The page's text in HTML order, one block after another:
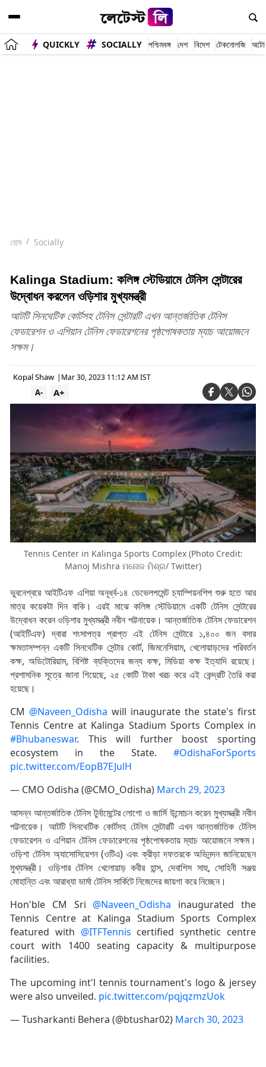
QUICKLY SOCIALLY পশ্চিমবঙ্গ দেশ বিদেশ টেকনোলজি অটো
হোম Socially
Kalinga Stadium: কলিঙ্গ স্টেডিয়ামে টেনিস সেন্টারের
উদ্বোধন করলেন ওড়িশার মুখ্যমন্ত্রী
আটটি সিনথেটিক কোর্টসহ টেনিস সেন্টারটি এখন আন্তর্জাতিক টেনিস
ফেডারেশন ও এশিয়ান টেনিস ফেডারেশনের পৃষ্ঠপোষকতায় ম্যাচ আয়োজনে
সক্ষম।
Kopal Shaw | Mar 30, 2023 11:12 AM IST
A+
A-
Tennis Center in Kalinga Sports Complex (Photo Credit:
Manoj Mishra ମନୋଜ ମିଶ୍ର/ Twitter)
ভুবনেশ্বরে আইটিএফ এশিয়া অনূর্ধ্ব-১৪ ডেভেলপমেন্ট চ্যাম্পিয়নশিপ শুরু হতে আর
মাত্র কয়েকটা দিন বাকি। এরই মাঝে কলিঙ্গ স্টেডিয়ামে একটি টেনিস সেন্টারের
উদ্বোধন করেন ওড়িশার মুখ্যমন্ত্রী নবীন পট্টনায়েক। আন্তর্জাতিক টেনিস ফেডারেশন
(আইটিএফ) দ্বারা শংসাপত্র প্রাপ্ত এই টেনিস সেন্টারে ১,৪০০ জন বসার
ক্ষমতাসম্পন্ন একটি সিনথেটিক সেন্টার কোর্ট, জিমনেসিয়াম, খেলোয়াড়দের পরিবর্তন
কক্ষ, অডিটোরিয়াম, বিশিষ্ট ব্যক্তিদের জন্য কক্ষ, মিডিয়া কক্ষ ইত্যাদি রয়েছে।
প্রশাসনিক সূত্রে জানা গিয়েছে, ২৫ কোটি টাকা খরচ করে এই কেন্দ্রটি তৈরি করা
হয়েছে।
CM @Naveen_Odisha will inaugurate the state's first
Tennis Centre at Kalinga Stadium Sports Complex in
#Bhubaneswar. This will further boost sporting
ecosystem in the State. #OdishaForSports
pic.twitter.com/EopB7EJulH
— CMO Odisha (@CMO_Odisha) March 29, 2023
আসন্ন আন্তর্জাতিক টেনিস টুর্নামেন্টের লোগো ও জার্সি উন্মোচন করেন মুখ্যমন্ত্রী নবীন
পট্টনায়েক। আটটি সিনথেটিক কোর্টসহ টেনিস সেন্টারটি এখন আন্তর্জাতিক টেনিস
ফেডারেশন ও এশিয়ান টেনিস ফেডারেশনের পৃষ্ঠপোষকতায় ম্যাচ আয়োজনে সক্ষম।
ওড়িশা টেনিস অ্যাসোসিয়েশন (ওটিএ) এবং ক্রীড়া দফতরকে অভিনন্দন জানিয়েছেন
মুখ্যমন্ত্রী। ওড়িশার টেনিস খেলোয়াড় কবীর হান্স, দেবাশিস সাহু, সোহিনী সঞ্জয়
মোহান্তি এবং আরাধ্যা ভার্মা টেনিস সার্কিটে নিজেদের জায়গা করে নিচ্ছেন।
Hon'ble CM Sri @Naveen_Odisha inaugurated the
Tennis Centre at Kalinga Stadium Sports Complex
featured with @ITFTennis certified synthetic centre
court with 1400 seating capacity & multipurpose
facilities.
The upcoming int'l tennis tournament's logo & jersey
were also unveiled. pic.twitter.com/pqjqzmzUok
— Tusharkanti Behera (@btushar02) March 30, 2023